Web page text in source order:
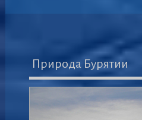
Природа Бурятии